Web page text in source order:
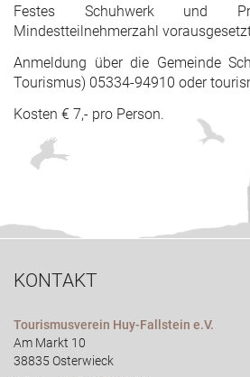
Festes Schuhwerk und
Mindestteilnehmerzahl
Anmeldung über die Gemeinde
Tourismus) 05334-94910 oder
Kosten € 7,- pro Person.
KONTAKT
Tourismusverein Huy-Fallstein e.V.
Am Markt 10
38835 Osterwieck